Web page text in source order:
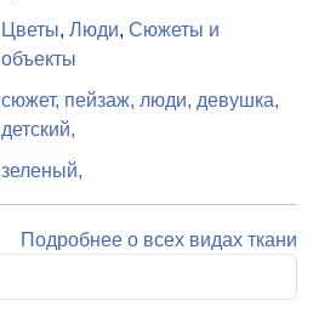
Цветы, Люди, Сюжеты и
объекты
сюжет, пейзаж, люди, девушка,
детский,
зеленый,
Подробнее о всех видах ткани